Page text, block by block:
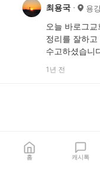
최용국 용
오늘 바로그
정리를 잘하고
수고하셨습니
1년 전
홈 캐시톡